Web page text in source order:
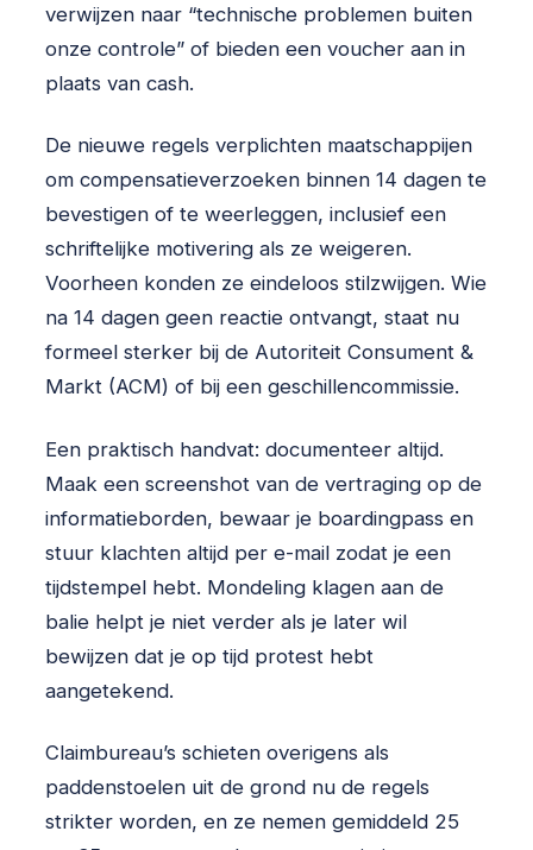
verwijzen naar “technische problemen buiten
onze controle” of bieden een voucher aan in
plaats van cash.
De nieuwe regels verplichten maatschappijen
om compensatieverzoeken binnen 14 dagen te
bevestigen of te weerleggen, inclusief een
schriftelijke motivering als ze weigeren.
Voorheen konden ze eindeloos stilzwijgen. Wie
na 14 dagen geen reactie ontvangt, staat nu
formeel sterker bij de Autoriteit Consument &
Markt (ACM) of bij een geschillencommissie.
Een praktisch handvat: documenteer altijd.
Maak een screenshot van de vertraging op de
informatieborden, bewaar je boardingpass en
stuur klachten altijd per e-mail zodat je een
tijdstempel hebt. Mondeling klagen aan de
balie helpt je niet verder als je later wil
bewijzen dat je op tijd protest hebt
aangetekend.
Claimbureau’s schieten overigens als
paddenstoelen uit de grond nu de regels
strikter worden, en ze nemen gemiddeld 25